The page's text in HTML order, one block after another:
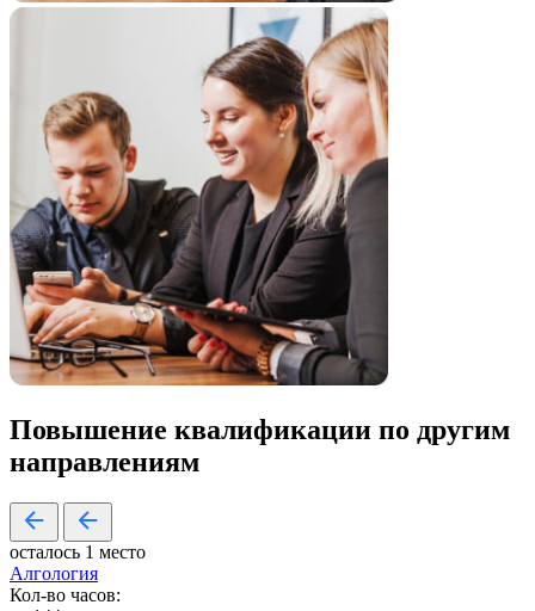
Повышение квалификации по другим
направлениям
осталось 1 место
Алгология
Кол-во часов: